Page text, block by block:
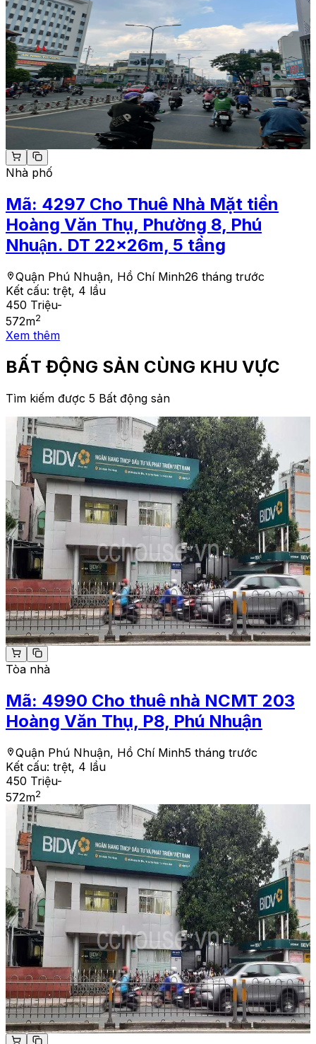
Nhà phố
Mã: 4297 Cho Thuê Nhà Mặt tiền
Hoàng Văn Thụ, Phường 8, Phú
Nhuận. DT 22x26m, 5 tầng
Quận Phú Nhuận, Hồ Chí Minh26 tháng trước
Kết cấu: trệt, 4 lầu
450 Triệu-
572m2
Xem thêm
BẤT ĐỘNG SẢN CÙNG KHU VỰC
Tìm kiếm được 5 Bất động sản
Tòa nhà
Mã: 4990 Cho thuê nhà NCMT 203
Hoàng Văn Thụ, P8, Phú Nhuận
Quận Phú Nhuận, Hồ Chí Minh5 tháng trước
Kết cấu: trệt, 4 lầu
450 Triệu-
572m2